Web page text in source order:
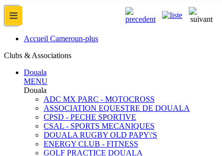
≡
Accueil Cameroun-plus
Clubs & Associations
Douala
MENU
Douala
ADC MX PARC - MOTOCROSS
ASSOCIATION EQUESTRE DE DOUALA
CPSD - PECHE SPORTIVE
CSAL - SPORTS MECANIQUES
DOUALA RUGBY OLD PAPY\'S
ENERGY CLUB - FITNESS
GOLF PRACTICE DOUALA